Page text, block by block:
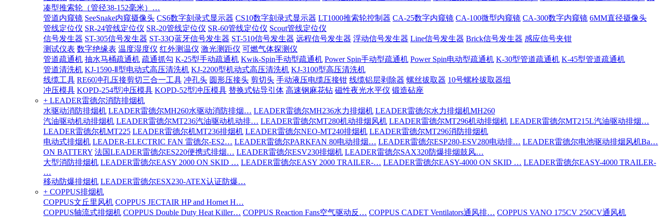
凑型推索轮（管径38-152毫米）…
管道内窥镜 SeeSnake内窥摄像头 CS6数字刻录式显示器 CS10数字刻录式显示器 LT1000推索轮控制器 CA-25数字内窥镜 CA-100微型内窥镜 CA-300数字内窥镜 6MM直径摄像头
管线定位仪 SR-24管线定位仪 SR-20管线定位仪 SR-60管线定位仪 Scout管线定位仪
信号发生器 ST-305信号发生器 ST-33Q蓝牙信号发生器 ST-510信号发生器 远程信号发生器 浮动信号发生器 Line信号发生器 Brick信号发生器 感应信号夹钳
测试仪表 数字绝缘表 温度湿度仪 红外测温仪 激光测距仪 可燃气体探测仪
管道疏通机 抽水马桶疏通机 疏通抓勾 K-25型手动疏通机 Kwik-Spin手动型疏通机 Power Spin手动型疏通机 Power Spin电动型疏通机 K-30型管道疏通机 K-45型管道疏通机
管道清洗机 KJ-1590-Ⅱ型电动式高压清洗机 KJ-2200型机动式高压清洗机 KJ-3100型高压清洗机
线缆工具 RE60冲孔压接剪切三合一工具 冲孔头 圆形压接头 剪切头 手动液压电缆压接钳 线缆铝层剥除器 螺丝拔取器 10号螺栓拔取器组
冲压模具 KOPD-254型冲压模具 KOPD-52型冲压模具 替换式钻导引体 高速钢麻花钻 磁性夜光水平仪 锻造砧座
+ LEADER雷德尔消防排烟机
水驱动消防排烟机 LEADER雷德尔MH260水驱动消防排烟… LEADER雷德尔MH236水力排烟机 LEADER雷德尔水力排烟机MH260
汽油驱动机动排烟机 LEADER雷德尔MT236汽油驱动机动排… LEADER雷德尔MT280机动排烟风机 LEADER雷德尔MT296机动排烟机 LEADER雷德尔MT215L汽油驱动排烟…
LEADER雷德尔机MT225 LEADER雷德尔机MT236排烟机 LEADER雷德尔NEO-MT240排烟机 LEADER雷德尔MT296消防排烟机
电动式排烟机 LEADER-ELECTRIC FAN 雷德尔-ES2… LEADER雷德尔PARKFAN 80电动排烟… LEADER雷德尔ESP280-ESV280电动排… LEADER雷德尔电池驱动排烟风机Ba…
ON BATTERY 法国LEADER雷德尔ES220便携式排烟… LEADER雷德尔ESV230排烟机 LEADER雷德尔SAX320防爆排烟鼓风…
大型消防排烟机 LEADER雷德尔EASY 2000 ON SKID … LEADER雷德尔EASY 2000 TRAILER-… LEADER雷德尔EASY-4000 ON SKID … LEADER雷德尔EASY-4000 TRAILER-
…
移动防爆排烟机 LEADER雷德尔ESX230-ATEX认证防爆…
+ COPPUS排烟机
COPPUS文丘里风机 COPPUS JECTAIR HP and Hornet H…
COPPUS轴流式排烟机 COPPUS Double Duty Heat Killer… COPPUS Reaction Fans空气驱动反… COPPUS CADET Ventilators通风排… COPPUS VANO 175CV 250CV通风机